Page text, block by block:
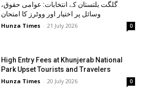
گلگت بلتستان کے انتخابات: عوامی حقوق،
وسائل پر اختیار اور ووٹرز کا امتحان
Hunza Times - 21 July 2026 0
High Entry Fees at Khunjerab National
Park Upset Tourists and Travelers
Hunza Times - 20 July 2026 0